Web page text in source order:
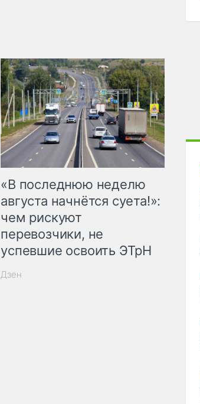
«В последнюю неделю
августа начнётся суета!»:
чем рискуют
перевозчики, не
успевшие освоить ЭТрН
Дзен